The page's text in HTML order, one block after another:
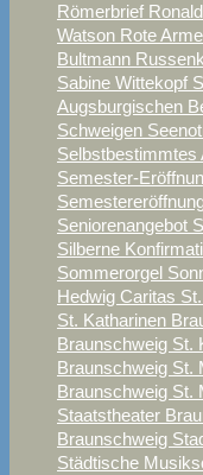
Römerbrief
Watson Rote
Bultmann
Sabine Wittekopf
Augsburgischen
Schweigen
Selbstbestimmtes
Semester-
Seniorenangebot
Silberne
Sommerorgel
Hedwig Caritas
St. Katharinen
Braunschweig St.
Braunschweig St.
Braunschweig St.
Staatstheater
Braunschweig
Städtische